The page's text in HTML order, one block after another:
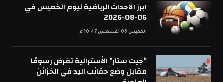
ابرز الاحداث الرياضية ليوم الخميس في
06-08-2026
الخميس 06 أغسطس 10:47 م
“جيت ستار” الأسترالية تفرض رسومًا
مقابل وضع حقائب اليد في الخزائن